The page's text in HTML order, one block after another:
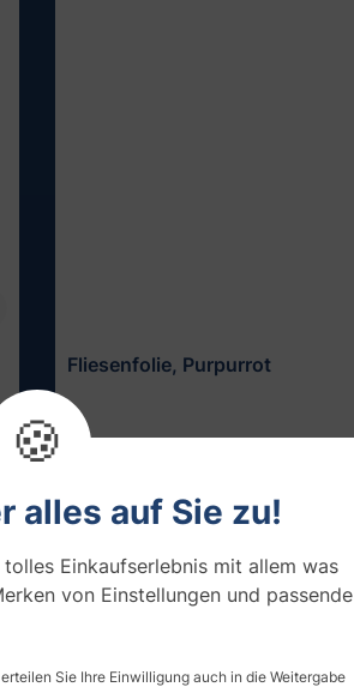
Fliesenfolie, Purpurrot
🍪
alles auf Sie zu!
Einkaufserlebnis mit allem was
von Einstellungen und passende
Sie Ihre Einwilligung auch in die Weitergabe